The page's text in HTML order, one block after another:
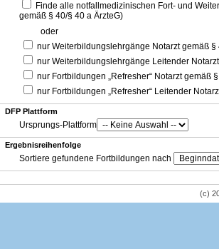
Finde alle notfallmedizinischen Fort- und
gemäß § 40/§ 40 a ÄrzteG)
oder
nur Weiterbildungslehrgänge Notarzt gemäß §
nur Weiterbildungslehrgänge Leitender
nur Fortbildungen „Refresher“ Notarzt gemäß
nur Fortbildungen „Refresher“ Leitender
DFP Plattform
Ursprungs-Plattform
Ergebnisreihenfolge
Sortiere gefundene Fortbildungen nach
(c)